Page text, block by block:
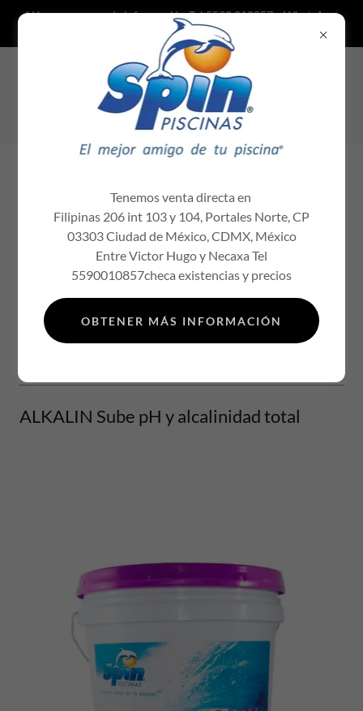
Llámanos para más información Tel 5590 010857 y WhatsApp
5584982682 químicos para al
Cotiza con nosotros distribuidor
autorizado Spin químicos para albercas
químicos para piscinas
Bienvenido a Químicos Spin,
accesorios, servicio y diseño de
ALKALIN Sube pH y alcalinidad total
Tenemos venta directa en
Filipinas 206 int 103 y 104, Portales Norte, CP
03303 Ciudad de México, CDMX, México
Entre Victor Hugo y Necaxa Tel
5590010857checa existencias y precios
OBTENER MÁS INFORMACIÓN